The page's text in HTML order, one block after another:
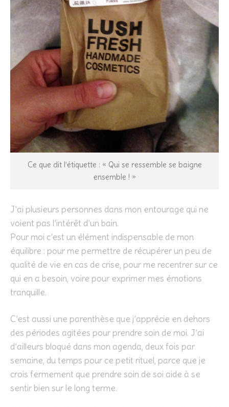
Ce que dit l’étiquette : « Qui se ressemble se baigne
ensemble ! »
J’ai plusieurs personnes dans mon entourage qui ne
voient pas l’intérêt d’un bain.
Pour moi c’est un élément indispensable de mon
équilibre : pour me permettre de récupérer un peu de
qualité de vie en cas de crise, pour me recentrer sur ce
qui en a besoin, voire pour exprimer mes émotions
tranquille.
C’est aussi une parenthèse que j’apprécie en dehors
des périodes agitées pour prendre soin de moi. J’ai
d’ailleurs bloqué dans mon agenda, deux fois par
semaine, du temps pour ce petit rituel, parce que je
crois fermement que prendre soin de soi aide à se
sentir bien sur le long terme.